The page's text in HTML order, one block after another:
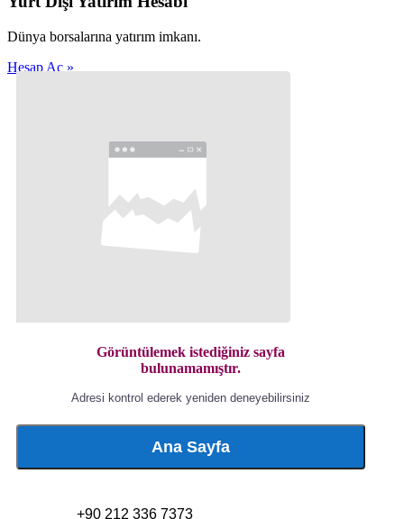
Dünya borsalarına yatırım imkanı.
Hesap Aç »
Görüntülemek istediğiniz sayfa
bulunamamıştır.
Adresi kontrol ederek yeniden deneyebilirsiniz
Ana Sayfa
+90 212 336 7373